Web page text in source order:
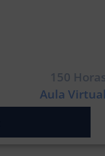
150
Aula